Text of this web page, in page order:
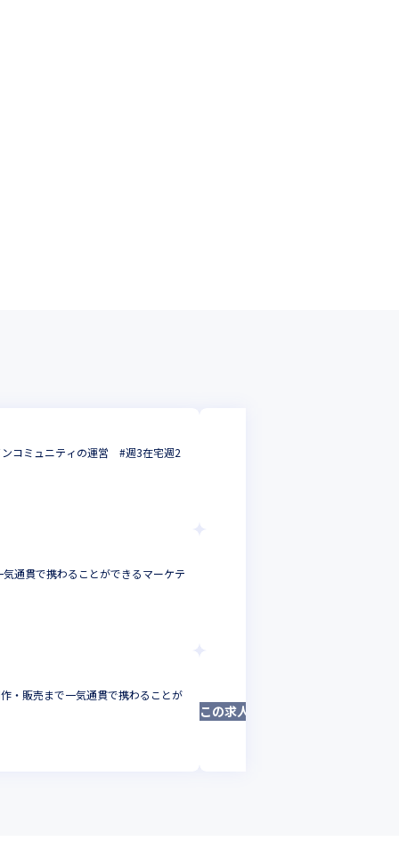
コミュニティの運営 #週3在宅週2
通貫で携わることができるマーケテ
・販売まで一気通貫で携わることが
この求人は募集終了しました